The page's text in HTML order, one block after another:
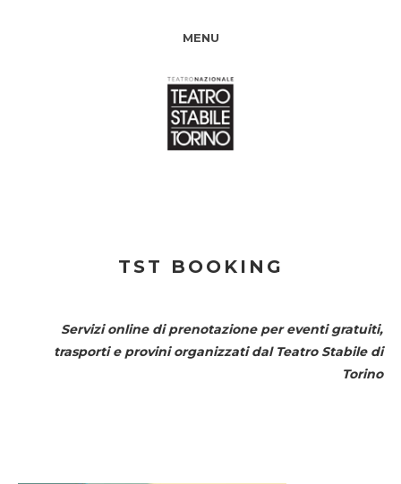
MENU
TST BOOKING
Servizi online di prenotazione per eventi gratuiti,
trasporti e provini organizzati dal Teatro Stabile di
Torino